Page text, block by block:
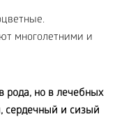
многолетними и
рода, но в лечебных
сердечный и сизый